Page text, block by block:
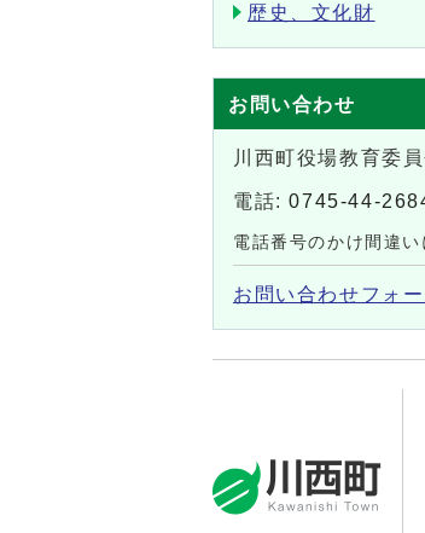
歴史、文化財
お問い合わせ
川西町役場教育委
電話:0745-44-
電話番号のかけ間違い
お問い合わせフォー